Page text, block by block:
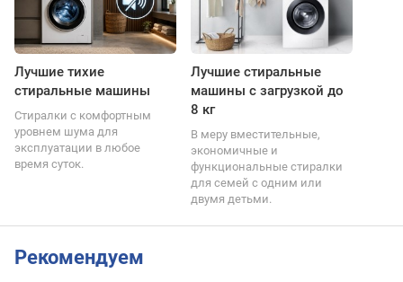
Лучшие тихие
стиральные машины
Стиралки с комфортным
уровнем шума для
эксплуатации в любое
время суток.
Лучшие стиральные
машины с загрузкой до
8 кг
В меру вместительные,
экономичные и
функциональные стиралки
для семей с одним или
двумя детьми.
Рекомендуем